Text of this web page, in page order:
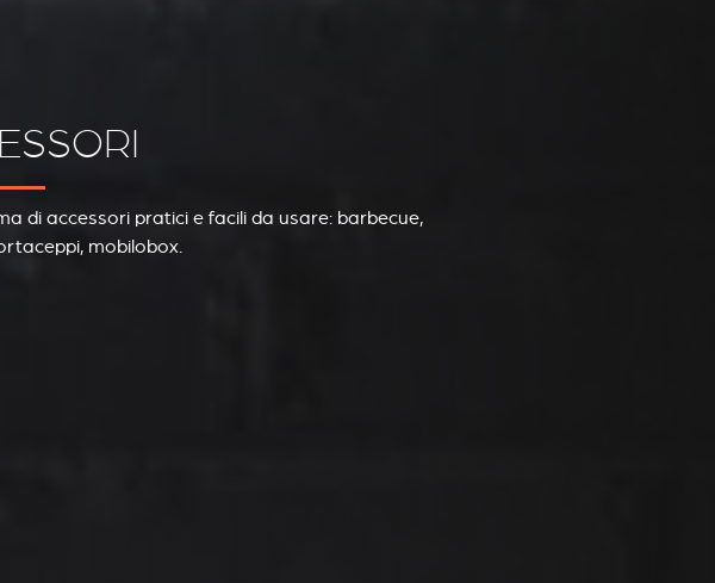
di accessori pratici e facili da usare: barbecue,
mobilobox.